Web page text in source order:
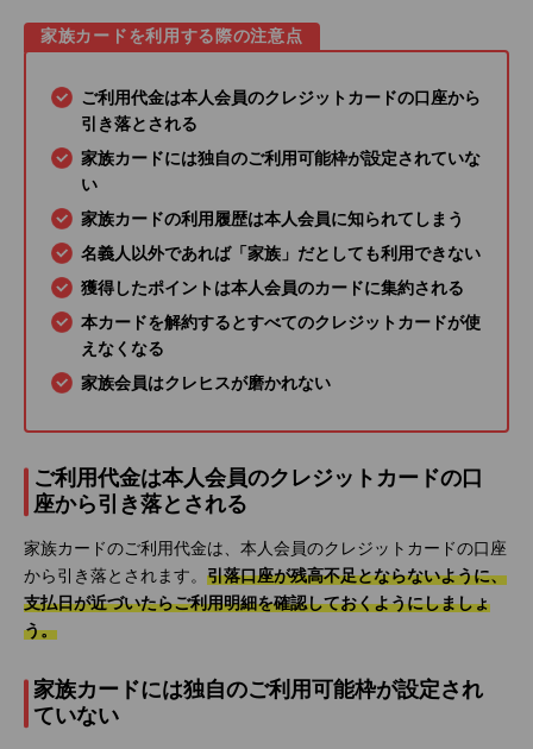
家族カードを利用する際の注意点
ご利用代金は本人会員のクレジットカードの口座から
引き落とされる
家族カードには独自のご利用可能枠が設定されていな
い
家族カードの利用履歴は本人会員に知られてしまう
名義人以外であれば「家族」だとしても利用できない
獲得したポイントは本人会員のカードに集約される
本カードを解約するとすべてのクレジットカードが使
えなくなる
家族会員はクレヒスが磨かれない
ご利用代金は本人会員のクレジットカードの口
座から引き落とされる
家族カードのご利用代金は、本人会員のクレジットカードの口座
から引き落とされます。 引落口座が残高不足とならないように、
支払日が近づいたらご利用明細を確認しておくようにしましょ
う。
家族カードには独自のご利用可能枠が設定され
ていない